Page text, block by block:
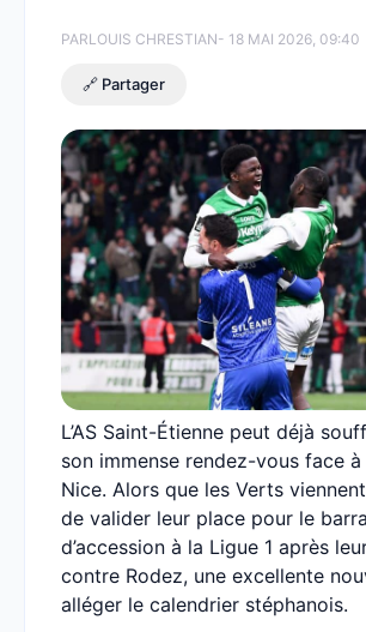
PARLOUIS CHRESTIAN- 18 MAI 2026, 09:40
🔗 Partager
L’AS Saint-Étienne peut déjà
son immense rendez-vous face à
Nice. Alors que les Verts
de valider leur place pour le
d’accession à la Ligue 1 après
contre Rodez, une excellente
alléger le calendrier stéphanois.